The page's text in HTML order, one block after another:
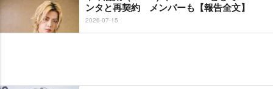
ンタと再契約 メンバーも【報告全文】
2026-07-15